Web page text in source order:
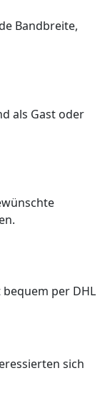
Bandbreite,
als Gast oder
per DHL
sich